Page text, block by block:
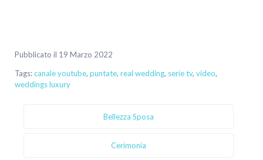
Pubblicato il 19 Marzo 2022
Tags:canale youtube, puntate, real wedding, serie tv, video,
weddings luxury
Bellezza Sposa
Cerimonia